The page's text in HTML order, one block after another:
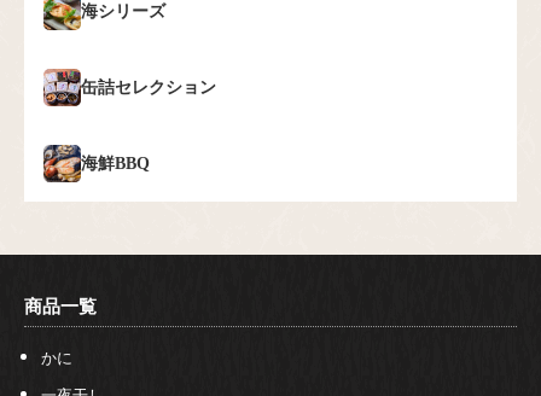
海シリーズ
缶詰セレクション
海鮮BBQ
商品一覧
かに